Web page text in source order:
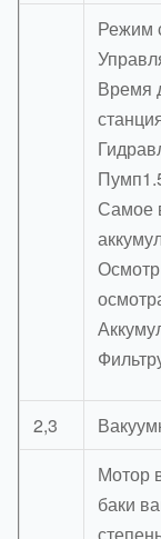
Режим
Время
Самое
2,3
Мотор
баки